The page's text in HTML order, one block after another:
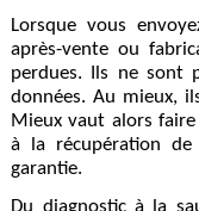
Lorsque vous
après-vente ou
perdues. Ils ne sont
données. Au mieux,
Mieux vaut alors
à la récupération de
garantie.